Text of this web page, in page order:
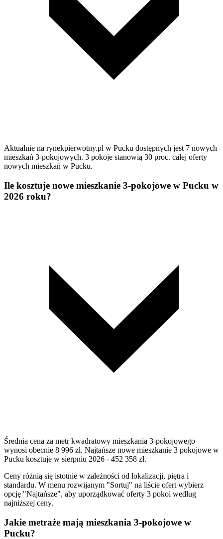
Aktualnie na rynekpierwotny.pl w Pucku dostępnych jest 7 nowych
mieszkań 3-pokojowych. 3 pokoje stanowią 30 proc. całej oferty
nowych mieszkań w Pucku.
Ile kosztuje nowe mieszkanie 3-pokojowe w Pucku w
2026 roku?
Średnia cena za metr kwadratowy mieszkania 3-pokojowego
wynosi obecnie 8 996 zł. Najtańsze nowe mieszkanie 3 pokojowe w
Pucku kosztuje w sierpniu 2026 - 452 358 zł.
Ceny różnią się istotnie w zależności od lokalizacji, piętra i
standardu. W menu rozwijanym "Sortuj" na liście ofert wybierz
opcję "Najtańsze", aby uporządkować oferty 3 pokoi według
najniższej ceny.
Jakie metraże mają mieszkania 3-pokojowe w
Pucku?